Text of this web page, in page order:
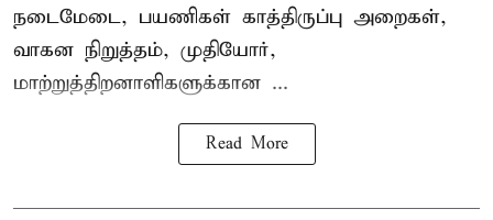
நடைமேடை, பயணிகள் காத்திருப்பு அறைகள்,
வாகன நிறுத்தம், முதியோர்,
மாற்றுத்திறனாளிகளுக்கான ...
Read More